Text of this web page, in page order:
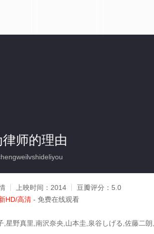
师的理由
上映时间： 2014 豆瓣评分： 5.0
HD/高清 - 免费在线观看
,星野真里,南沢奈央,山本圭,泉谷しげる,佐藤二